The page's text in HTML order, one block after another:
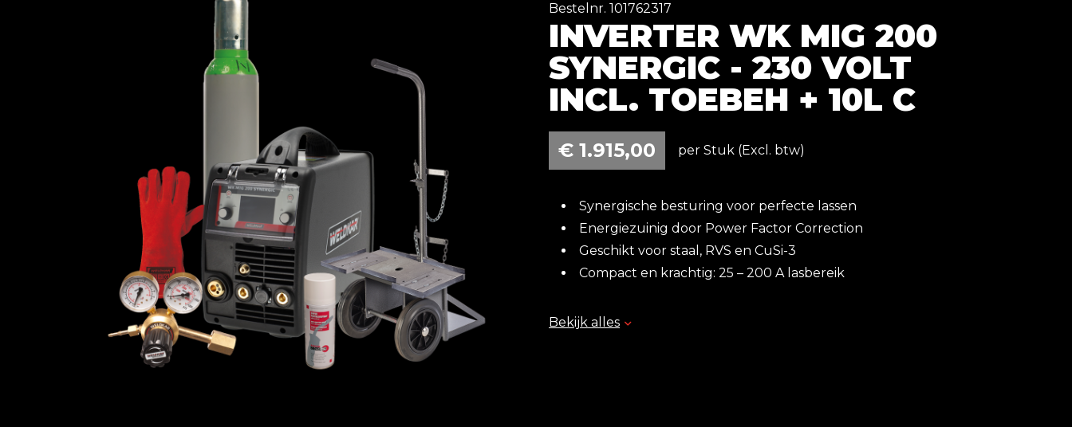
Bestelnr. 101762317
INVERTER WK MIG 200
SYNERGIC - 230 VOLT
INCL. TOEBEH + 10L C
€ 1.915,00 per Stuk (Excl. btw)
Synergische besturing voor perfecte lassen
Energiezuinig door Power Factor Correction
Geschikt voor staal, RVS en CuSi-3
Compact en krachtig: 25 – 200 A lasbereik
Tip:Voor perfect aluminium lassen zie onze
Bekijk alles